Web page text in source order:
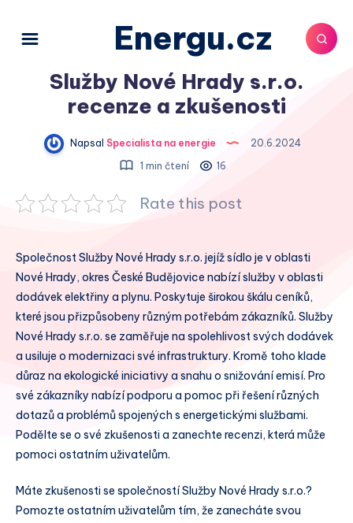
Energu.cz
Služby Nové Hrady s.r.o.
recenze a zkušenosti
Napsal Specialista na energie
20.6.2024
1 min čtení
16
Rate this post
Společnost Služby Nové Hrady s.r.o. jejíž sídlo je v oblasti
Nové Hrady, okres České Budějovice nabízí služby v oblasti
dodávek elektřiny a plynu. Poskytuje širokou škálu ceníků,
které jsou přizpůsobeny různým potřebám zákazníků. Služby
Nové Hrady s.r.o. se zaměřuje na spolehlivost svých dodávek
a usiluje o modernizaci své infrastruktury. Kromě toho klade
důraz na ekologické iniciativy a snahu o snižování emisí. Pro
své zákazníky nabízí podporu a pomoc při řešení různých
dotazů a problémů spojených s energetickými službami.
Podělte se o své zkušenosti a zanechte recenzi, která může
pomoci ostatním uživatelům.
Máte zkušenosti se společností Služby Nové Hrady s.r.o.?
Pomozte ostatním uživatelům tím, že zanecháte svou